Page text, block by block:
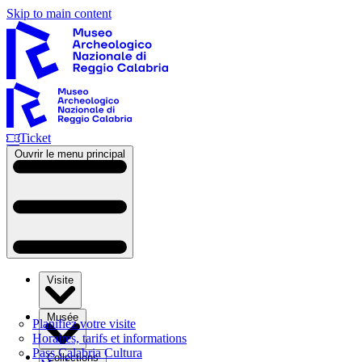
Skip to main content
Ticket
Ouvrir le menu principal
Visite
Planifiez votre visite
Horaires, tarifs et informations
Pass Calabria Cultura
Musée
Collections